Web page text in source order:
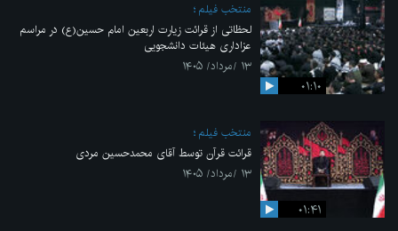
۰۱:۱۰
منتخب فیلم
لحظاتی از قرائت زیارت اربعین امام حسین(ع) در مراسم
عزاداری هیئات دانشجویی
۱۳ /مرداد/ ۱۴۰۵
۰۱:۴۱
منتخب فیلم
قرائت قرآن توسط آقای محمدحسین مردی
۱۳ /مرداد/ ۱۴۰۵